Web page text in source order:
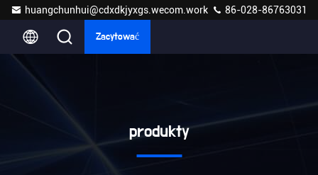
huangchunhui@cdxdkjyxgs.wecom.work 86-028-86763031
Zacytować
produkty